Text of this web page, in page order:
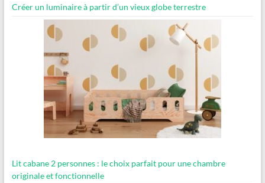
Créer un luminaire à partir d’un vieux globe terrestre
Lit cabane 2 personnes : le choix parfait pour une chambre
originale et fonctionnelle